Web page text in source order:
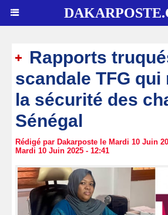
Rapports
scandale TFG qui
la sécurité des
Sénégal
Rédigé par Dakarposte le Mardi 10 Juin
Mardi 10 Juin 2025 - 12:41